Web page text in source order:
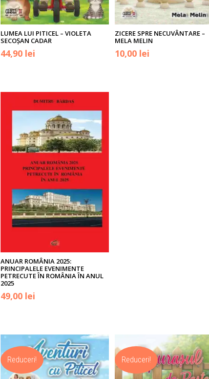
LUMEA LUI PITICEL – VIOLETA
SECOŞAN CADAR
Prețul
44,90 lei
44,90 lei.
ZICERE SPRE NECUVÂNTARE –
MELA MELIN
10,00 lei
ANUAR ROMÂNIA 2025:
PRINCIPALELE EVENIMENTE
PETRECUTE ÎN ROMÂNIA ÎN ANUL
2025
49,00 lei
Reduceri! Reduceri!